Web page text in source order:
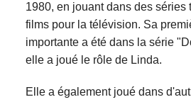
1980, en jouant dans des séries
films pour la télévision. Sa
importante a été dans la série
elle a joué le rôle de Linda.
Elle a également joué dans